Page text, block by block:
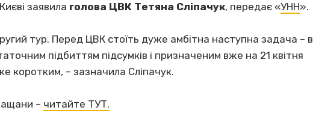
заявила голова ЦВК Тетяна Сліпачук, передає «УНН».
тур. Перед ЦВК стоїть дуже амбітна наступна задача – в
підбиттям підсумків і призначеним вже на 21 квітня
коротким, – зазначила Сліпачук.
– читайте ТУТ.